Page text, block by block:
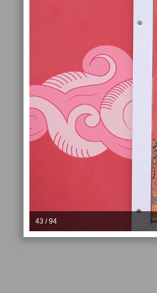
43 / 94